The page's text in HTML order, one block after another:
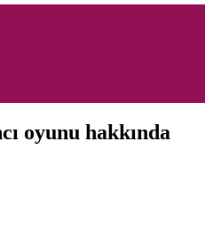
oyunu hakkında